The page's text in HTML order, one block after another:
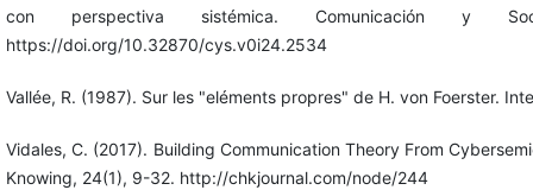
con perspectiva sistémica. Comunicación y
https://doi.org/10.32870/cys.v0i24.2534
Vallée, R. (1987). Sur les "eléments propres" de H. von Foerster.
Vidales, C. (2017). Building Communication Theory From
Knowing, 24(1), 9-32. http://chkjournal.com/node/244